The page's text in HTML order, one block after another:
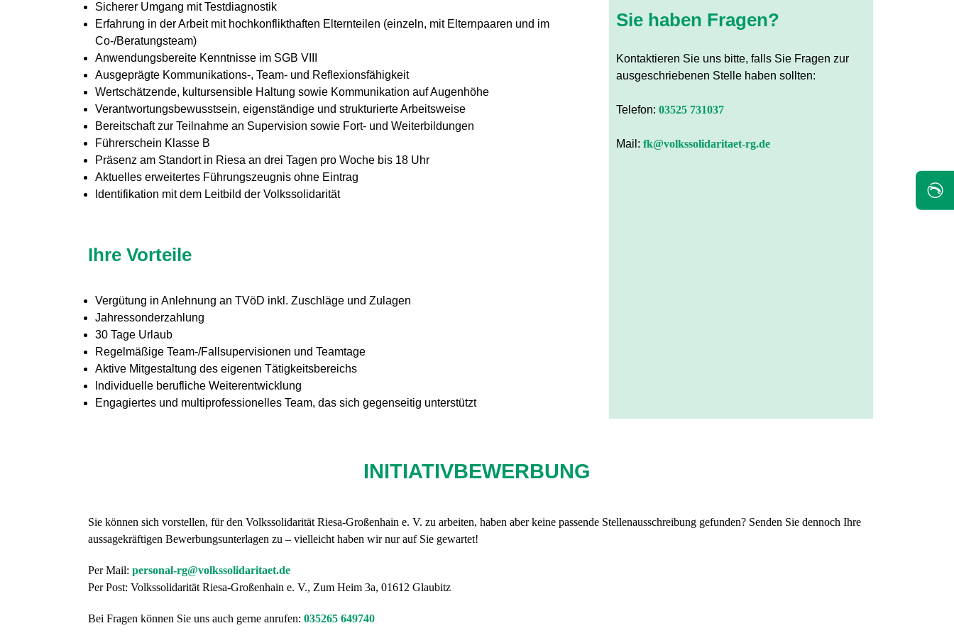
Sicherer Umgang mit Testdiagnostik
Erfahrung in der Arbeit mit hochkonflikthaften Elternteilen (einzeln, mit Elternpaaren und im
Co-/Beratungsteam)
Anwendungsbereite Kenntnisse im SGB VIII
Ausgeprägte Kommunikations-, Team- und Reflexionsfähigkeit
Wertschätzende, kultursensible Haltung sowie Kommunikation auf Augenhöhe
Verantwortungsbewusstsein, eigenständige und strukturierte Arbeitsweise
Bereitschaft zur Teilnahme an Supervision sowie Fort- und Weiterbildungen
Führerschein Klasse B
Präsenz am Standort in Riesa an drei Tagen pro Woche bis 18 Uhr
Aktuelles erweitertes Führungszeugnis ohne Eintrag
Identifikation mit dem Leitbild der Volkssolidarität
Ihre Vorteile
Vergütung in Anlehnung an TVöD inkl. Zuschläge und Zulagen
Jahressonderzahlung
30 Tage Urlaub
Regelmäßige Team-/Fallsupervisionen und Teamtage
Aktive Mitgestaltung des eigenen Tätigkeitsbereichs
Individuelle berufliche Weiterentwicklung
Engagiertes und multiprofessionelles Team, das sich gegenseitig unterstützt
Sie haben Fragen?
Kontaktieren Sie uns bitte, falls Sie Fragen zur
ausgeschriebenen Stelle haben sollten:
Telefon: 03525 731037
Mail: fk@volkssolidaritaet-rg.de
INITIATIVBEWERBUNG
Sie können sich vorstellen, für den Volkssolidarität Riesa-Großenhain e. V. zu arbeiten, haben aber keine passende Stellenausschreibung gefunden? Senden Sie dennoch Ihre
aussagekräftigen Bewerbungsunterlagen zu – vielleicht haben wir nur auf Sie gewartet!
Per Mail: personal-rg@volkssolidaritaet.de
Per Post: Volkssolidarität Riesa-Großenhain e. V., Zum Heim 3a, 01612 Glaubitz
Bei Fragen können Sie uns auch gerne anrufen: 035265 649740
✆